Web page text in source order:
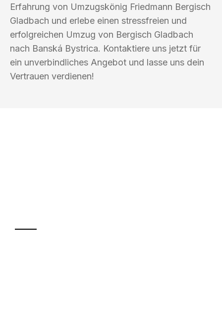
Erfahrung von Umzugskönig Friedmann Bergisch
Gladbach und erlebe einen stressfreien und
erfolgreichen Umzug von Bergisch Gladbach
nach Banská Bystrica. Kontaktiere uns jetzt für
ein unverbindliches Angebot und lasse uns dein
Vertrauen verdienen!